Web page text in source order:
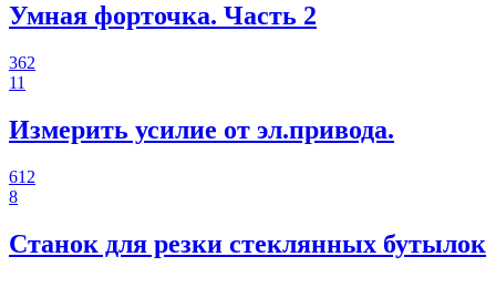
Умная форточка. Часть 2
362
11
Измерить усилие от эл.привода.
612
8
Станок для резки стеклянных бутылок